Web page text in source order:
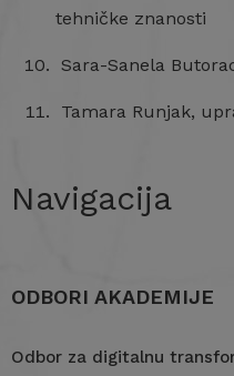
tehničke znanosti
Sara-Sanela
Tamara Runjak,
Navigacija
ODBORI AKADEMIJE
Odbor za digitalnu